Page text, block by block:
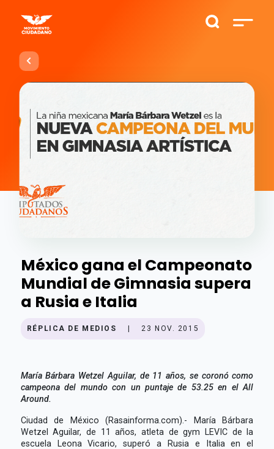
México gana el Campeonato
Mundial de Gimnasia supera
a Rusia e Italia
RÉPLICA DE MEDIOS 23 NOV. 2015
María Bárbara Wetzel Aguilar, de 11 años, se coronó como
campeona del mundo con un puntaje de 53.25 en el All
Around.
Ciudad de México (Rasainforma.com).- María Bárbara
Wetzel Aguilar, de 11 años, atleta de gym LEVIC de la
escuela Leona Vicario, superó a Rusia e Italia en el